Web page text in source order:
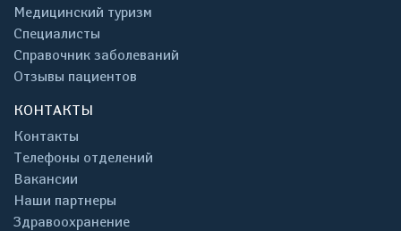
Медицинский туризм
Специалисты
Справочник заболеваний
Отзывы пациентов
КОНТАКТЫ
Контакты
Телефоны отделений
Вакансии
Наши партнеры
Здравоохранение